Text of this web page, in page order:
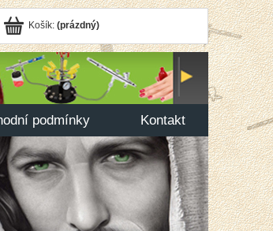
Košík: (prázdný)
podmínky Kontakt